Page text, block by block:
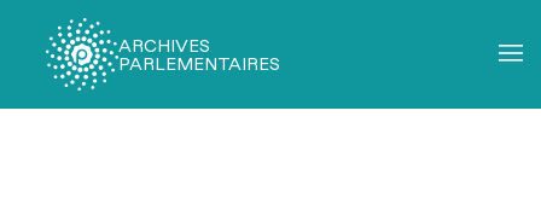
ARCHIVES
PARLEMENTAIRES